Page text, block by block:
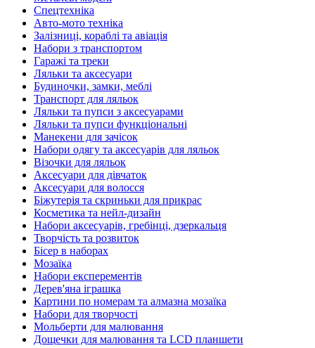
Спецтехніка
Авто-мото техніка
Залізниці, кораблі та авіація
Набори з транспортом
Гаражі та треки
Ляльки та аксесуари
Будиночки, замки, меблі
Транспорт для ляльок
Ляльки та пупси з аксесуарами
Ляльки та пупси функціональні
Манекени для зачісок
Набори одягу та аксесуарів для ляльок
Візочки для ляльок
Аксесуари для дівчаток
Аксесуари для волосся
Біжутерія та скриньки для прикрас
Косметика та нейл-дизайн
Набори аксесуарів, гребінці, дзеркальця
Творчість та розвиток
Бісер в наборах
Мозаїка
Набори експерементів
Дерев'яна іграшка
Картини по номерам та алмазна мозаїка
Набори для творчості
Мольберти для малювання
Дощечки для малювання та LCD планшети